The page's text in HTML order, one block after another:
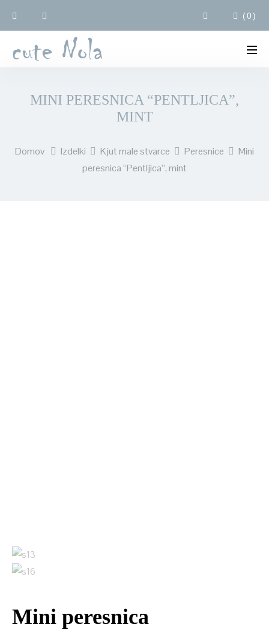
(0)
MINI PERESNICA “PENTLJICA”,
MINT
Domov Izdelki Kjut male stvarce Peresnice
Mini
peresnica “Pentljica”, mint
Mini peresnica